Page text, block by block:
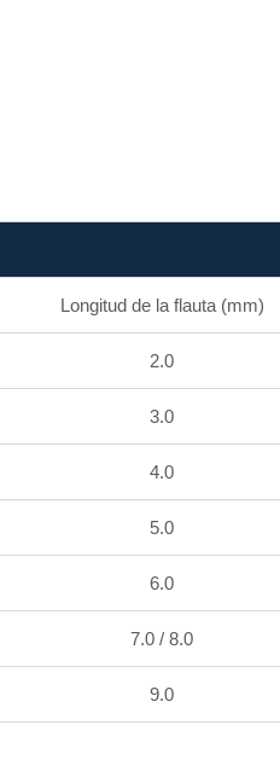
Longitud de la flauta (mm)
2.0
3.0
4.0
5.0
6.0
7.0 / 8.0
9.0